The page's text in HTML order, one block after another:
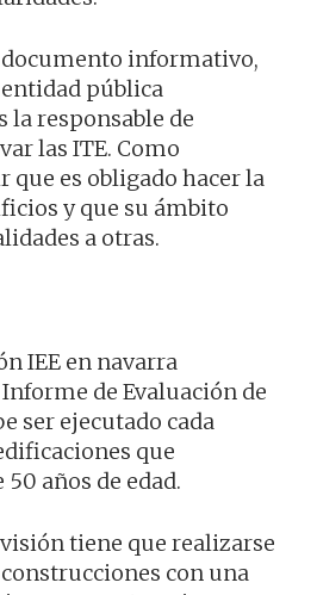
documento informativo,
pública
la responsable de
las ITE. Como
que es obligado hacer la
y que su ámbito
a otras.
IEE en navarra
de Evaluación de
ser ejecutado cada
que
años de edad.
tiene que realizarse
construcciones con una